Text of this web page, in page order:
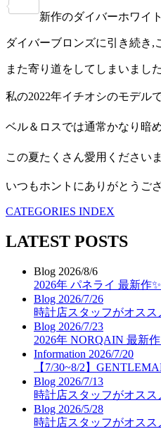
有
新作のダイバーホワイ
ダイバーブロンズに引き続き,
また寄り道をしてしまいまし
私の2022年イチオシのモデル
ベル＆ロスでは通常かなり暗
この夏たくさん愛用ください
いつもホントにありがとうご
CATEGORIES INDEX
LATEST POSTS
Blog 2026/8/6
2026年 パネライ 最新作
Blog 2026/7/26
時計店スタッフがオス
Blog 2026/7/23
2026年 NORQAIN 最新
Information 2026/7/20
【7/30~8/2】
Blog 2026/7/13
時計店スタッフがオス
Blog 2026/5/28
時計店スタッフがオス